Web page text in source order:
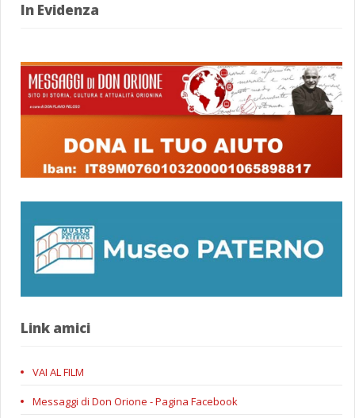
In Evidenza
Link amici
VAI AL FILM
Messaggi di Don Orione - Pagina Facebook